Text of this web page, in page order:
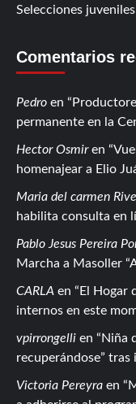
Selecciones juveniles
Comentarios
Pedro en
permanente en la
Hector Osmiren
homenajear a Elio
Maria del carmen
habilita consulta en
Pablo Jesus Pereira
Marcha a Masoller
CARLA en
El Hogar
internos en este
vpirrongelli en
Niña
recuperándose”
Victoria Pereyra en